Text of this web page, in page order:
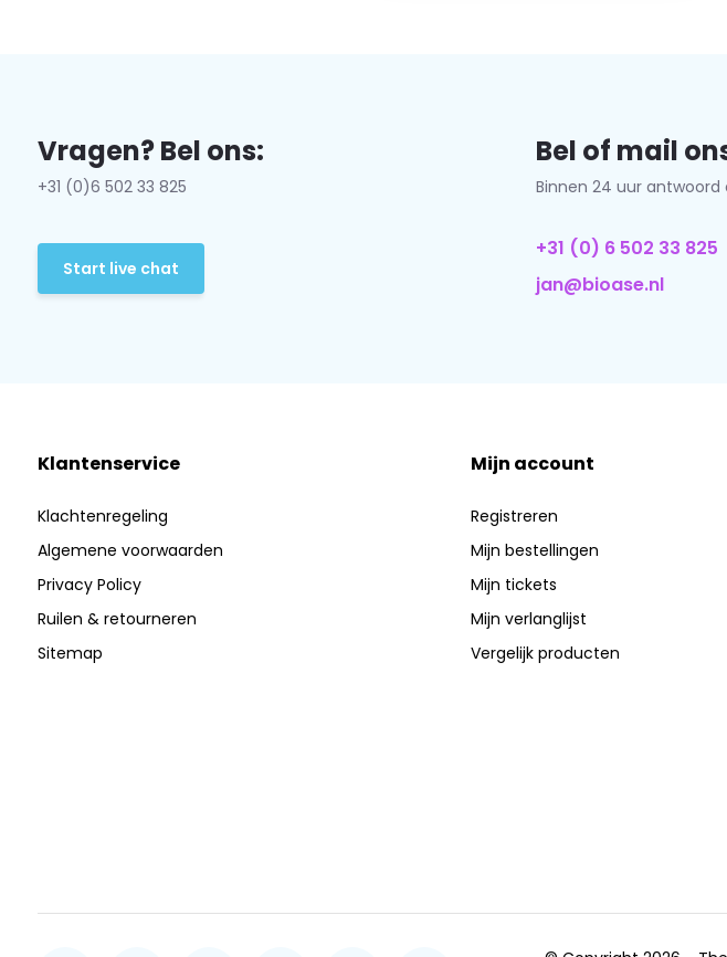
Vragen? Bel ons:
+31 (0)6 502 33 825
Start live chat
Bel of mail
Binnen 24 uur antwoord
+31 (0) 6 502 33 825
jan@bioase.nl
Klantenservice
Klachtenregeling
Algemene voorwaarden
Privacy Policy
Ruilen & retourneren
Sitemap
Mijn account
Registreren
Mijn bestellingen
Mijn tickets
Mijn verlanglijst
Vergelijk producten